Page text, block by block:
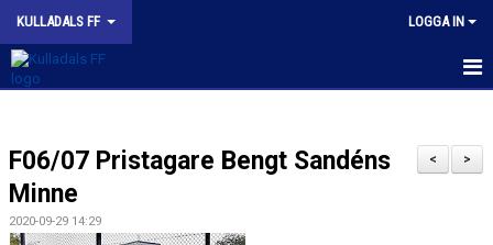
KULLADALS FF LOGGA IN
OM KLUBBEN
NYHETER
>
<
F06/07 Pristagare Bengt Sandéns
Minne
2020-09-29 14:29